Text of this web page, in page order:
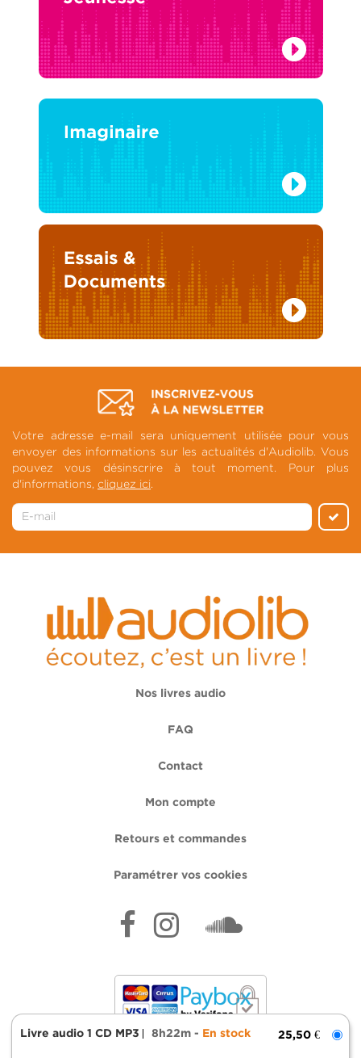
Livre audio 1 CD MP3 8h22m En stock 25,50 €
Votre adresse e-mail sera uniquement utilisée pour vous
envoyer des informations sur les actualités d'Audiolib. Vous
pouvez vous désinscrire à tout moment. Pour plus
d'informations, cliquez ici.
Nos livres audio
FAQ
Contact
Mon compte
Retours et commandes
Paramétrer vos cookies